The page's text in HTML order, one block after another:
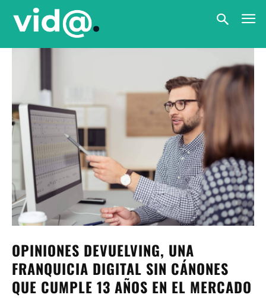
OPINIONES DEVUELVING, UNA
FRANQUICIA DIGITAL SIN CÁNONES
QUE CUMPLE 13 AÑOS EN EL MERCADO